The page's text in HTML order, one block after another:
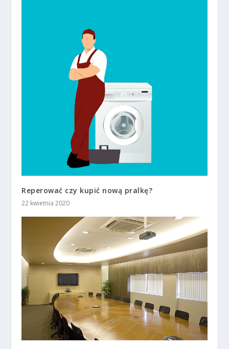
Reperować czy kupić nową pralkę?
22 kwietnia 2020